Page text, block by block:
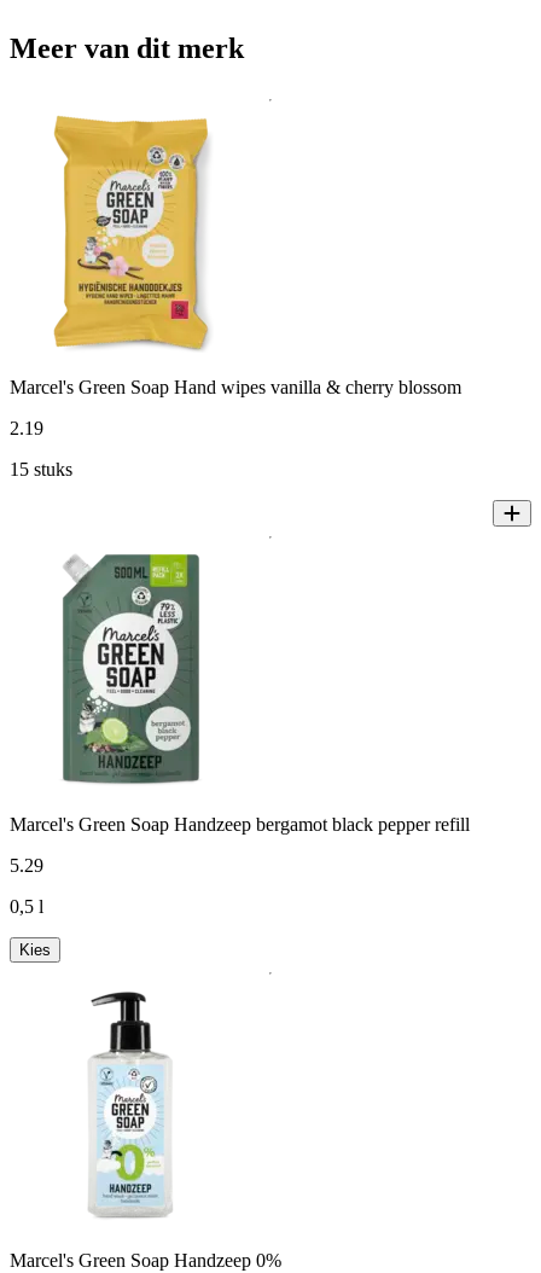
Meer van dit merk
Marcel's Green Soap Hand wipes vanilla & cherry blossom
2.19
15 stuks
Marcel's Green Soap Handzeep bergamot black pepper refill
5.29
0,5 l
Kies
Marcel's Green Soap Handzeep 0%